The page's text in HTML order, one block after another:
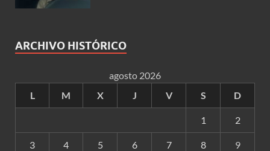
ARCHIVO HISTÓRICO
agosto 2026
L
M X J V S D
1 2
3 4 5 6 7 8 9